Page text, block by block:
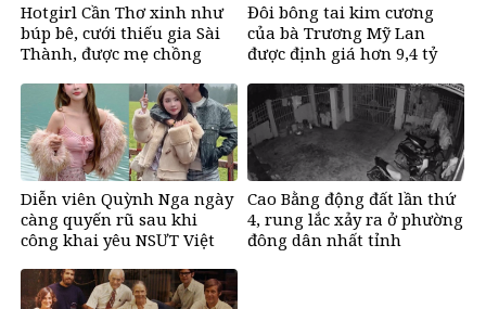
Hotgirl Cần Thơ xinh như
búp bê, cưới thiếu gia Sài
Thành, được mẹ chồng
Đôi bông tai kim cương
của bà Trương Mỹ Lan
được định giá hơn 9,4 tỷ
Diễn viên Quỳnh Nga ngày
càng quyến rũ sau khi
công khai yêu NSƯT Việt
Cao Bằng động đất lần thứ
4, rung lắc xảy ra ở phường
đông dân nhất tỉnh